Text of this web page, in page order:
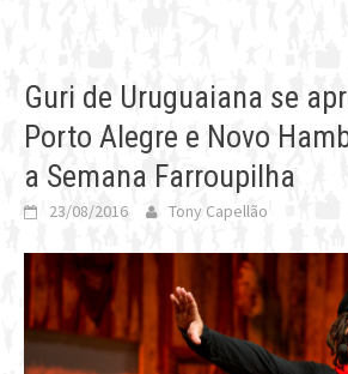
Guri de Uruguaiana se
Porto Alegre e Novo
a Semana Farroupilha
23/08/2016 Tony Capellão